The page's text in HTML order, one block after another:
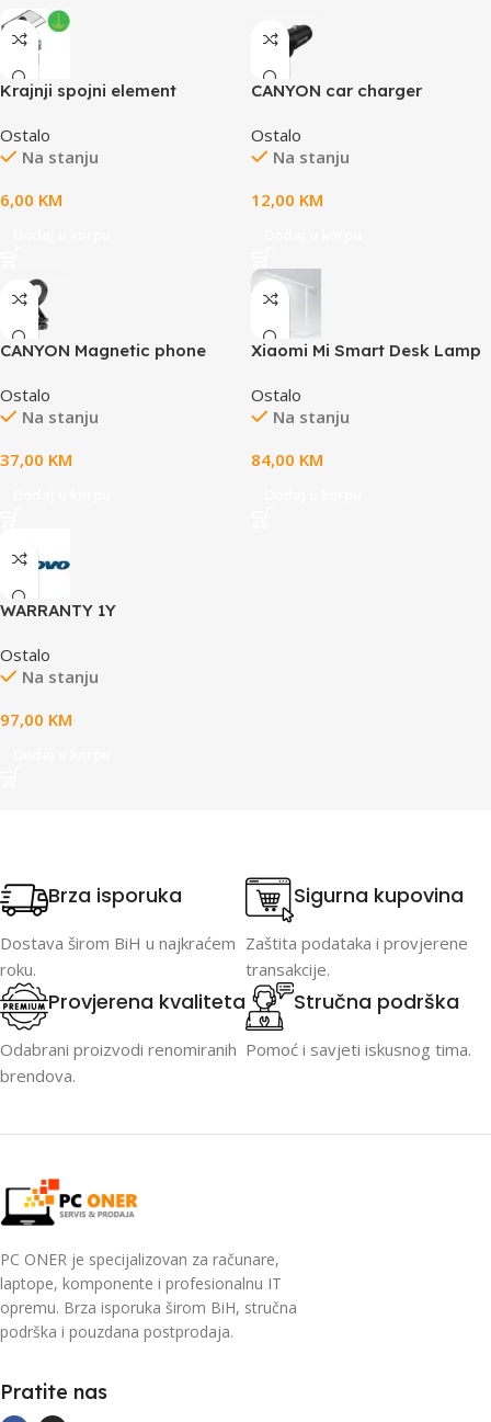
Krajnji spojni element
Ostalo
Na stanju
6,00 KM
CANYON car charger
Black
Ostalo
Na stanju
12,00 KM
CANYON Magnetic phone
Black
Ostalo
Na stanju
37,00 KM
Xiaomi Mi Smart Desk Lamp
kontrola Google Assistant,
Alexa, Siri
Ostalo
Na stanju
84,00 KM
WARRANTY 1Y
Yoga PRO, Yoga Slim,
IdeaPad Slim, Legion
Ostalo
Na stanju
97,00 KM
Brza isporuka
Dostava širom BiH u najkraćem
roku.
Sigurna kupovina
Zaštita podataka i provjerene
transakcije.
Provjerena kvaliteta
Odabrani proizvodi renomiranih
brendova.
Stručna podrška
Pomoć i savjeti iskusnog tima.
PC ONER je specijalizovan za računare,
laptope, komponente i profesionalnu IT
opremu. Brza isporuka širom BiH, stručna
podrška i pouzdana postprodaja.
Pratite nas